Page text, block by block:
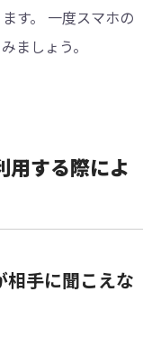
す。 一度スマホの
ましょう。
する際によ
手に聞こえな